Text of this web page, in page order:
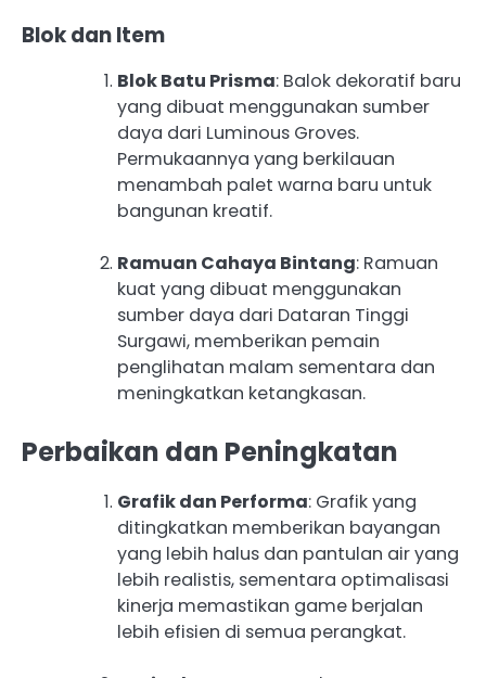
Blok dan Item
Blok Batu Prisma: Balok dekoratif baru
yang dibuat menggunakan sumber
daya dari Luminous Groves.
Permukaannya yang berkilauan
menambah palet warna baru untuk
bangunan kreatif.
Ramuan Cahaya Bintang: Ramuan
kuat yang dibuat menggunakan
sumber daya dari Dataran Tinggi
Surgawi, memberikan pemain
penglihatan malam sementara dan
meningkatkan ketangkasan.
Perbaikan dan Peningkatan
Grafik dan Performa: Grafik yang
ditingkatkan memberikan bayangan
yang lebih halus dan pantulan air yang
lebih realistis, sementara optimalisasi
kinerja memastikan game berjalan
lebih efisien di semua perangkat.